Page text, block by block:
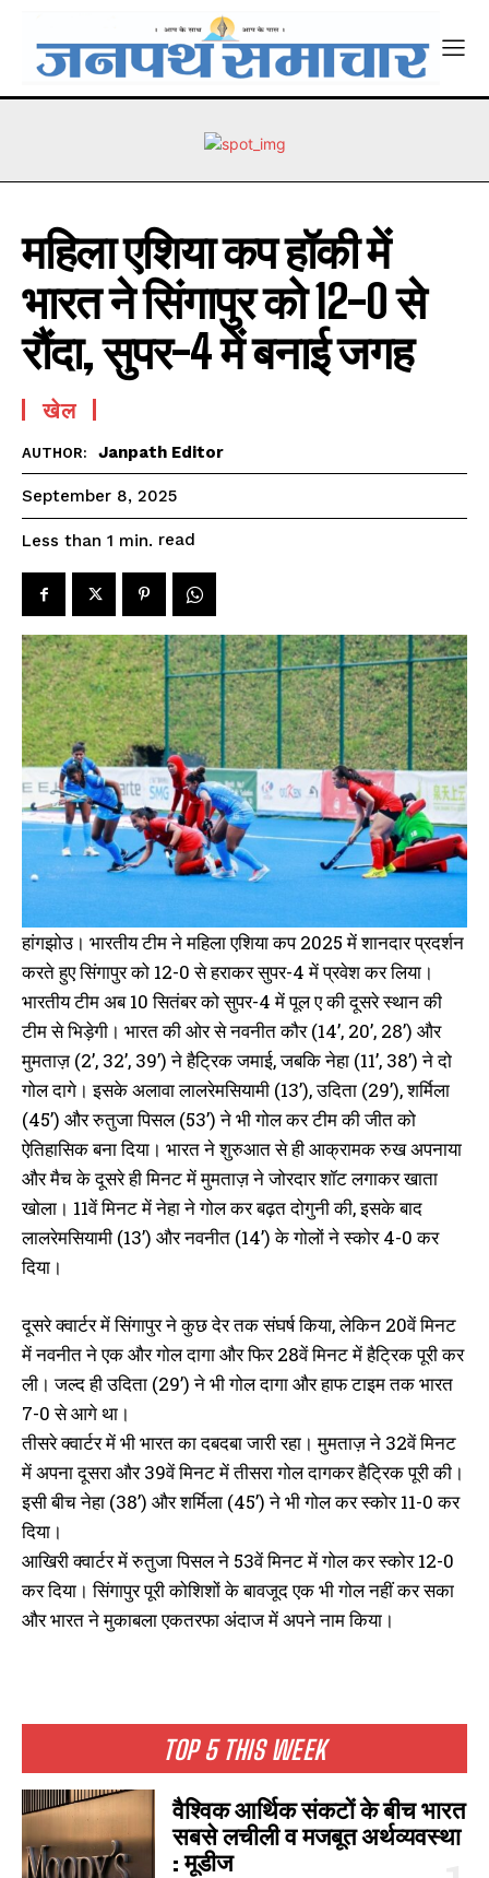
TOP 5 THIS WEEK
वैश्विक आर्थिक संकटों के बीच भारत
सबसे लचीली व मजबूत अर्थव्यवस्था
: मूडीज
महिला एशिया कप हॉकी में
भारत ने सिंगापुर को 12-0 से
रौंदा, सुपर-4 में बनाई जगह
खेल
AUTHOR: Janpath Editor
September 8, 2025
Less than 1 min. read
हांगझोउ। भारतीय टीम ने महिला एशिया कप 2025 में शानदार प्रदर्शन
करते हुए सिंगापुर को 12-0 से हराकर सुपर-4 में प्रवेश कर लिया।
भारतीय टीम अब 10 सितंबर को सुपर-4 में पूल ए की दूसरे स्थान की
टीम से भिड़ेगी। भारत की ओर से नवनीत कौर (14’, 20’, 28’) और
मुमताज़ (2’, 32’, 39’) ने हैट्रिक जमाई, जबकि नेहा (11’, 38’) ने दो
गोल दागे। इसके अलावा लालरेमसियामी (13’), उदिता (29’), शर्मिला
(45’) और रुतुजा पिसल (53’) ने भी गोल कर टीम की जीत को
ऐतिहासिक बना दिया। भारत ने शुरुआत से ही आक्रामक रुख अपनाया
और मैच के दूसरे ही मिनट में मुमताज़ ने जोरदार शॉट लगाकर खाता
खोला। 11वें मिनट में नेहा ने गोल कर बढ़त दोगुनी की, इसके बाद
लालरेमसियामी (13’) और नवनीत (14’) के गोलों ने स्कोर 4-0 कर
दिया।
दूसरे क्वार्टर में सिंगापुर ने कुछ देर तक संघर्ष किया, लेकिन 20वें मिनट
में नवनीत ने एक और गोल दागा और फिर 28वें मिनट में हैट्रिक पूरी कर
ली। जल्द ही उदिता (29’) ने भी गोल दागा और हाफ टाइम तक भारत
7-0 से आगे था।
तीसरे क्वार्टर में भी भारत का दबदबा जारी रहा। मुमताज़ ने 32वें मिनट
में अपना दूसरा और 39वें मिनट में तीसरा गोल दागकर हैट्रिक पूरी की।
इसी बीच नेहा (38’) और शर्मिला (45’) ने भी गोल कर स्कोर 11-0 कर
दिया।
आखिरी क्वार्टर में रुतुजा पिसल ने 53वें मिनट में गोल कर स्कोर 12-0
कर दिया। सिंगापुर पूरी कोशिशों के बावजूद एक भी गोल नहीं कर सका
और भारत ने मुकाबला एकतरफा अंदाज में अपने नाम किया।